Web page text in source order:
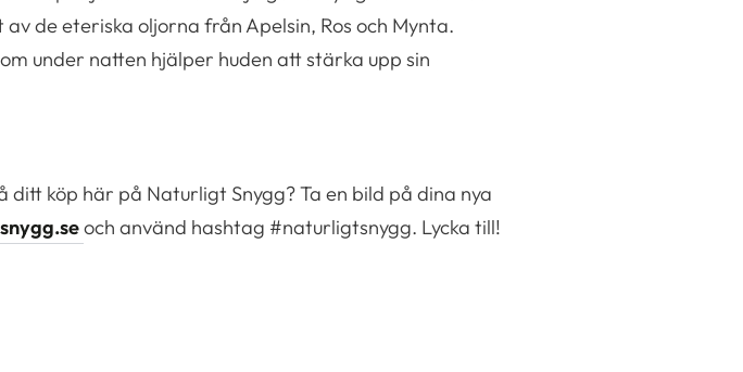
de eteriska oljorna från Apelsin, Ros och Mynta.
under natten hjälper huden att stärka upp sin
köp här på Naturligt Snygg? Ta en bild på dina nya
och använd hashtag #naturligtsnygg. Lycka till!